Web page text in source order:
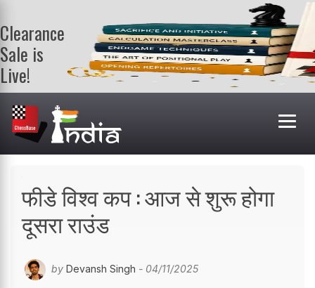
Clearance
Sale is
Live!
Get a FREE
book on
purchasing 2
or more
books. Valid
फीडे विश्व कप : आज से शुरू होगा
दूसरा राउंड
by Devansh Singh - 04/11/2025